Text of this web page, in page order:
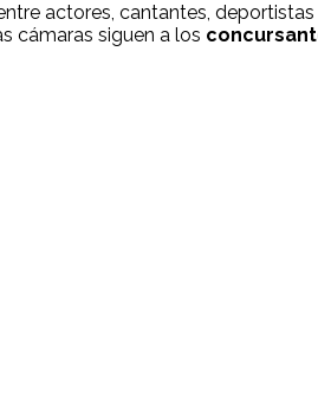
actores, cantantes,
cámaras siguen a los